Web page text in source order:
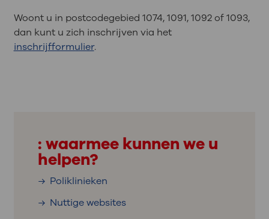
Woont u in postcodegebied 1074, 1091, 1092 of 1093,
dan kunt u zich inschrijven via het
inschrijfformulier.
: waarmee kunnen we u
helpen?
Poliklinieken
Nuttige websites